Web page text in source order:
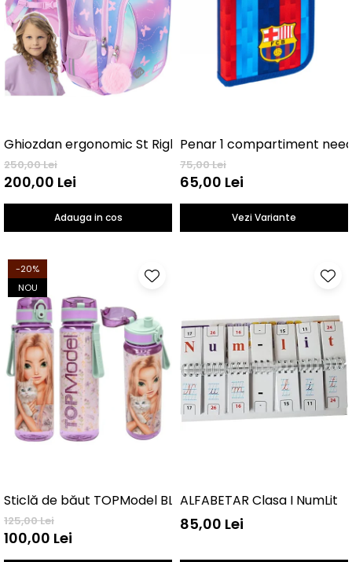
Ghiozdan ergonomic St Right, Butterfly
250,00 Lei
200,00 Lei
Adauga in cos
Penar 1
75,00 Lei
65,00 Lei
Vezi Variante
-20%
NOU
Sticlă de băut TOPModel BLOOMING KITTY
125,00 Lei
100,00 Lei
ALFABETAR Clasa I NumLit
85,00 Lei